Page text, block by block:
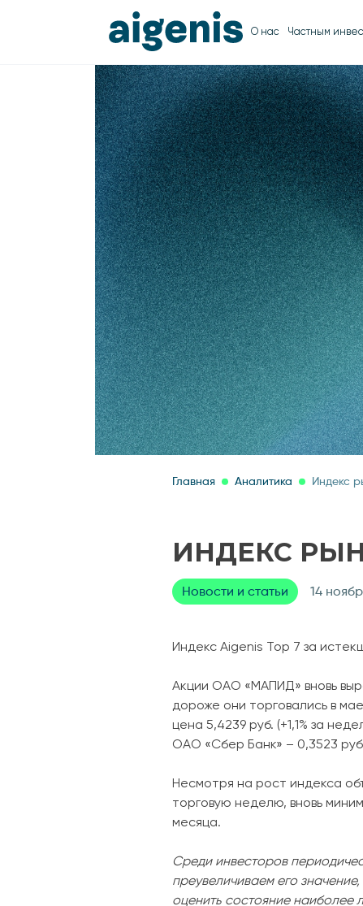
О нас Частным
Главная Аналитика Индекс
ИНДЕКС
Новости и статьи 14
Индекс Aigenis Top 7 за
Акции ОАО «МАПИД» вновь
дороже они торговались в
цена 5,4239 руб. (+1,1% за
ОАО «Сбер Банк» – 0,3523
Несмотря на рост индекса
торговую неделю, вновь
месяца.
Среди инвесторов
преувеличиваем его
оценить состояние наиболее